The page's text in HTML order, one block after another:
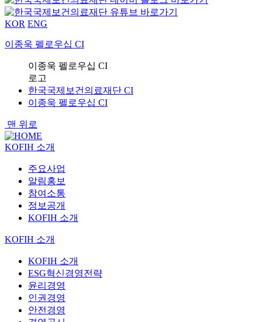
KOR ENG
이종욱 펠로우십 CI
이종욱 펠로우십 CI
로고
한국국제보건의료재단 CI
이종욱 펠로우십 CI
맨 위로
KOFIH 소개
주요사업
알림홍보
참여소통
정보공개
KOFIH 소개
KOFIH 소개
KOFIH 소개
ESG혁신경영전략
윤리경영
인권경영
안전경영